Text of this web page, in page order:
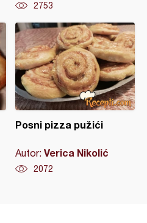
2753
Posni pizza pužići
Autor: Verica Nikolić
2072